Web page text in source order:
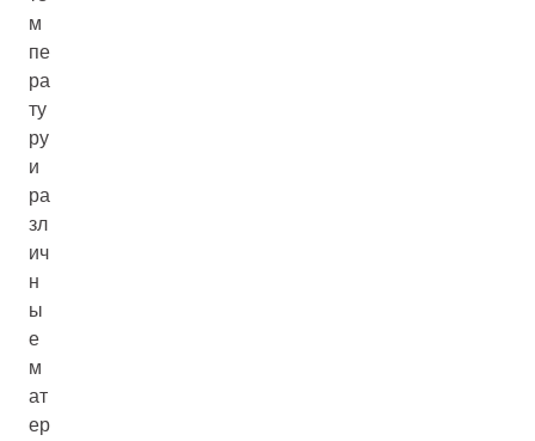
м
пе
ра
ту
ру
и
ра
зл
ич
н
ы
е
м
ат
ер